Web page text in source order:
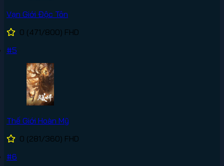
Vạn Giới Độc Tôn
0 (471/800) FHD
#5
Thế Giới Hoàn Mỹ
0 (281/360) FHD
#6